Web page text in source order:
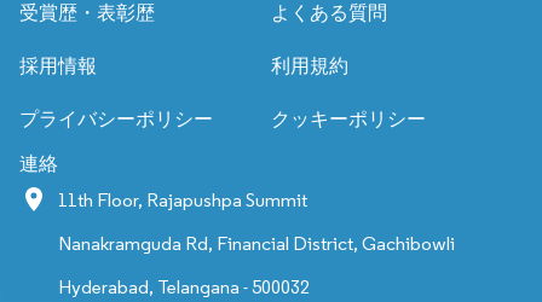
受賞歴・表彰歴 よくある質問
採用情報 利用規約
プライバシーポリシー クッキーポリシー
連絡
11th Floor, Rajapushpa Summit
Nanakramguda Rd, Financial District, Gachibowli
Hyderabad, Telangana - 500032